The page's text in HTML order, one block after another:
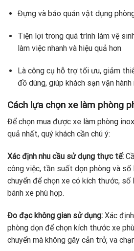
Đựng và bảo quản vật dụng
Tiện lợi trong quá trình làm vệ
làm việc nhanh và hiệu quả hơn
Là công cụ hỗ trợ tối ưu, giảm
đồ dùng, giúp khách sạn vận
Cách lựa chọn xe làm phòng
Để chọn mua được xe làm phòng
quả nhất, quý khách cần chú ý:
Xác định nhu cầu sử dụng thực tế:
công việc, tần suất dọn phòng và
chuyển để chọn xe có kích thước,
bánh xe phù hợp.
Đo đạc không gian sử dụng: Xác
phòng dọn để chọn kích thước xe
chuyển mà không gây cản trở, va